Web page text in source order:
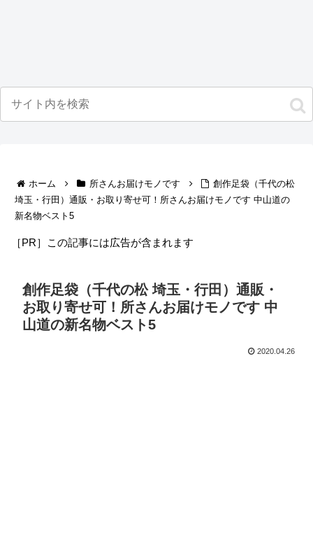
ホーム 所さんお届けモノです
創作足袋（千代の松
埼玉・行田）通販・お取り寄せ可！所さんお届けモノです 中山道の
新名物ベスト5
［PR］この記事には広告が含まれます
創作足袋（千代の松 埼玉・行田）通販・
お取り寄せ可！所さんお届けモノです 中
山道の新名物ベスト5
2020.04.26